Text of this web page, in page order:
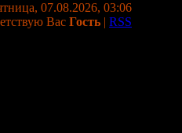
07.08.2026, 03:06
Вас Гость | RSS